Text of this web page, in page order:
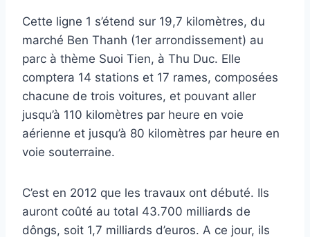
Cette ligne 1 s’étend sur 19,7 kilomètres, du
marché Ben Thanh (1er arrondissement) au
parc à thème Suoi Tien, à Thu Duc. Elle
comptera 14 stations et 17 rames, composées
chacune de trois voitures, et pouvant aller
jusqu’à 110 kilomètres par heure en voie
aérienne et jusqu’à 80 kilomètres par heure en
voie souterraine.
C’est en 2012 que les travaux ont débuté. Ils
auront coûté au total 43.700 milliards de
dôngs, soit 1,7 milliards d’euros. A ce jour, ils